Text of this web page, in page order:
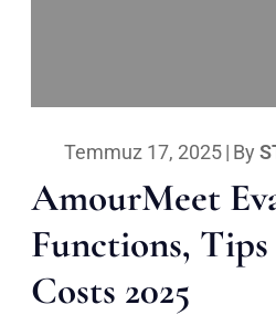
Temmuz 17, 2025| By
AmourMeet
Functions,
Costs 2025